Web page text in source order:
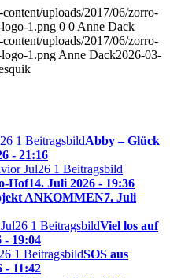
uploads/2017/06/zorro-
1.png 0 0 Anne Dack
uploads/2017/06/zorro-
1.png Anne Dack2026-03-
Abby – Glück
- 21:16
Hof14. Juli 2026 - 19:36
ANKOMMEN7. Juli
Viel los auf
- 19:04
SOS aus
- 11:42